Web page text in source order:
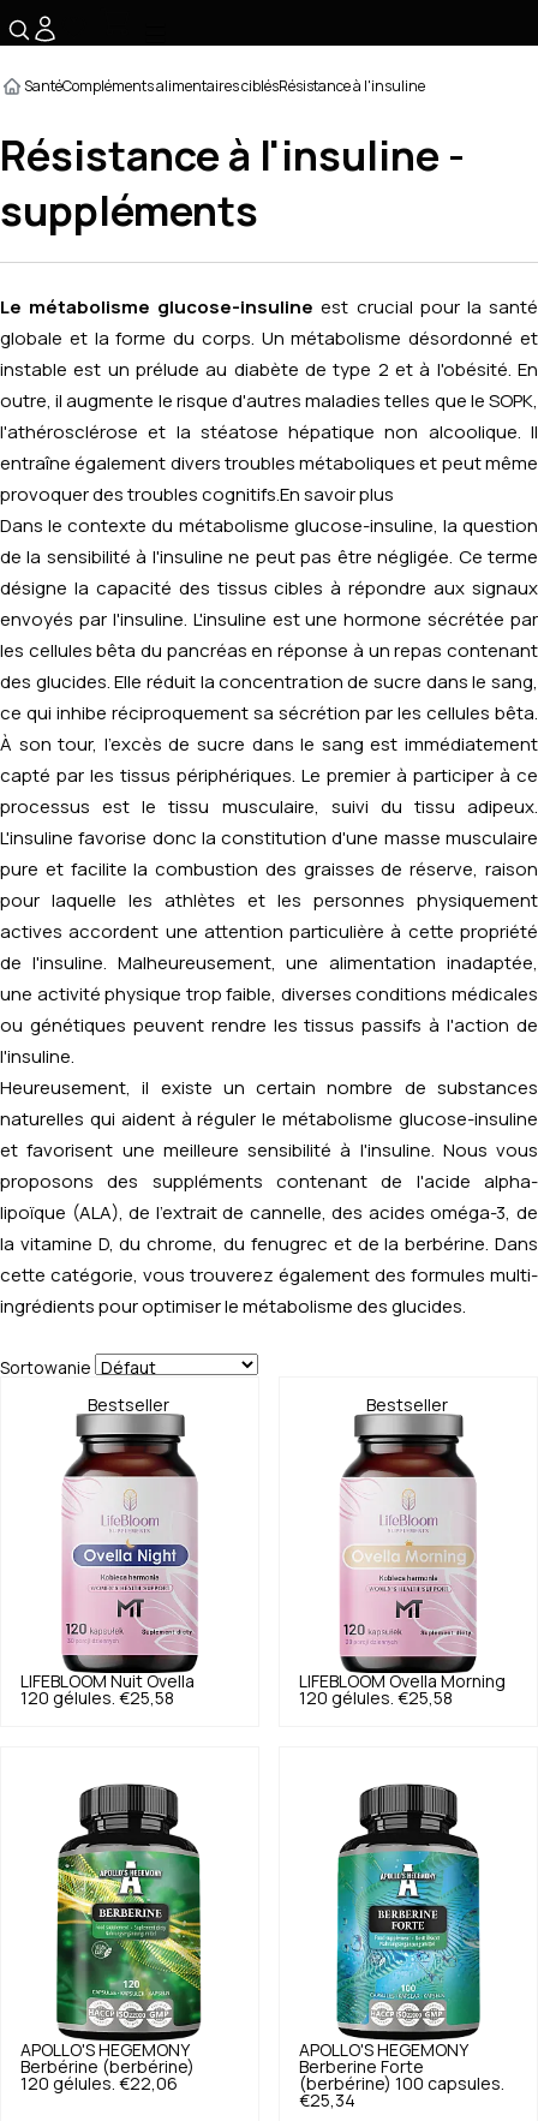
SantéCompléments alimentaires ciblésRésistance à l'insuline
Résistance à l'insuline -
suppléments
Le métabolisme glucose-insuline est crucial pour la santé
globale et la forme du corps. Un métabolisme désordonné et
instable est un prélude au diabète de type 2 et à l'obésité. En
outre, il augmente le risque d'autres maladies telles que le SOPK,
l'athérosclérose et la stéatose hépatique non alcoolique. Il
entraîne également divers troubles métaboliques et peut même
provoquer des troubles cognitifs. En savoir plus
Dans le contexte du métabolisme glucose-insuline, la question
de la sensibilité à l'insuline ne peut pas être négligée. Ce terme
désigne la capacité des tissus cibles à répondre aux signaux
envoyés par l'insuline. L'insuline est une hormone sécrétée par
les cellules bêta du pancréas en réponse à un repas contenant
des glucides. Elle réduit la concentration de sucre dans le sang,
ce qui inhibe réciproquement sa sécrétion par les cellules bêta.
À son tour, l'excès de sucre dans le sang est immédiatement
capté par les tissus périphériques. Le premier à participer à ce
processus est le tissu musculaire, suivi du tissu adipeux.
L'insuline favorise donc la constitution d'une masse musculaire
pure et facilite la combustion des graisses de réserve, raison
pour laquelle les athlètes et les personnes physiquement
actives accordent une attention particulière à cette propriété
de l'insuline. Malheureusement, une alimentation inadaptée,
une activité physique trop faible, diverses conditions médicales
ou génétiques peuvent rendre les tissus passifs à l'action de
l'insuline.
Heureusement, il existe un certain nombre de substances
naturelles qui aident à réguler le métabolisme glucose-insuline
et favorisent une meilleure sensibilité à l'insuline. Nous vous
proposons des suppléments contenant de l'acide alpha-
lipoïque (ALA), de l'extrait de cannelle, des acides oméga-3, de
la vitamine D, du chrome, du fenugrec et de la berbérine. Dans
cette catégorie, vous trouverez également des formules multi-
ingrédients pour optimiser le métabolisme des glucides.
Sortowanie
Bestseller
LIFEBLOOM Nuit Ovella
120 gélules. €25,58
Bestseller
LIFEBLOOM Ovella Morning
120 gélules. €25,58
APOLLO'S HEGEMONY
Berbérine (berbérine)
120 gélules. €22,06
APOLLO'S HEGEMONY
Berberine Forte
(berbérine) 100 capsules.
€25,34